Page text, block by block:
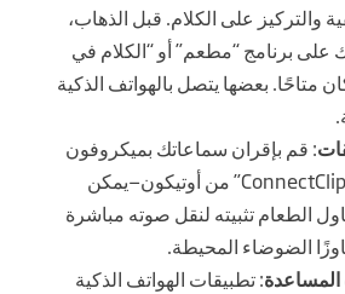
والتركيز على الكلام. قبل الذهاب،
برنامج “مطعم” أو “الكلام في
متاحًا. بعضها يتصل بالهواتف الذكية
: قم بإقران سماعاتك بميكروفون
عن بُعد—مثل “ConnectClip” من أوتيكون—يمكن
الطعام تثبيته لنقل صوته مباشرة
الضوضاء المحيطة.
: تطبيقات الهواتف الذكية